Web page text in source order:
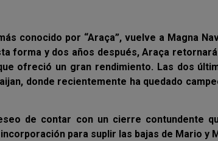
conocido por “Araça”, vuelve a Magna
forma y dos años después, Araça
ofreció un gran rendimiento. Las dos
donde recientemente ha quedado
de contar con un cierre contundente
para suplir las bajas de Mario y